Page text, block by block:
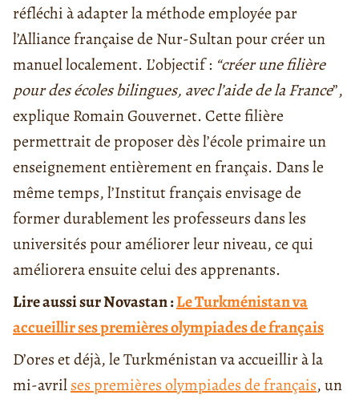
réfléchi à adapter la méthode employée par
l’Alliance française de Nur-Sultan pour créer un
manuel localement. L’objectif : “créer une filière
pour des écoles bilingues, avec l’aide de la France”,
explique Romain Gouvernet. Cette filière
permettrait de proposer dès l’école primaire un
enseignement entièrement en français. Dans le
même temps, l’Institut français envisage de
former durablement les professeurs dans les
universités pour améliorer leur niveau, ce qui
améliorera ensuite celui des apprenants.
Lire aussi sur Novastan :Le Turkménistan va
accueillir ses premières olympiades de français
D’ores et déjà, le Turkménistan va accueillir à la
mi-avrilses premières olympiades de français, un